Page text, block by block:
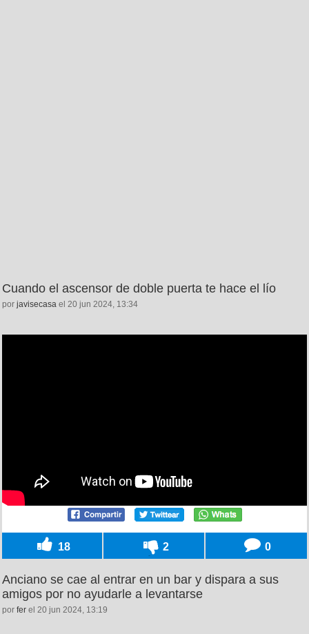
Cuando el ascensor de doble puerta te hace el lío
por javisecasa el 20 jun 2024, 13:34
18 2 0
Anciano se cae al entrar en un bar y dispara a sus
amigos por no ayudarle a levantarse
por fer el 20 jun 2024, 13:19